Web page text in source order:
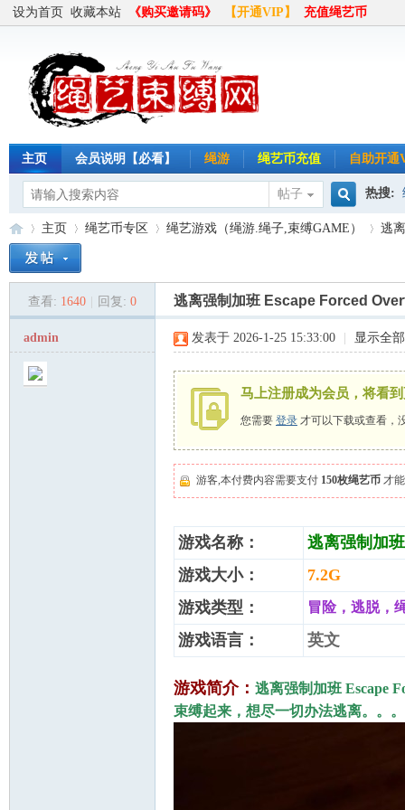
设为首页 收藏本站 《购买邀请码》 【开通VIP】 充值绳艺币
主页 会员说明【必看】 绳游 绳艺币充值 自助开通
帖子
搜
索
热搜:
半岛
»
主页
›
绳艺币专区 绳艺游戏（绳游.绳子,束缚GAME）
›
逃
查看: 1640 回复: 0 逃离强制加班 Escape Forced
admin 发表于 2026-1-25 15:33:00 显示全
马上注册成为会员，将看
您需要 登录 才可以下载或查看，
游客,本付费内容需要支付 150枚绳艺币 才
游戏名称：
逃离强制加
游戏大小：
7.2G
游戏类型：
冒险，逃脱，
游戏语言： 英文
游戏简介： 逃离强制加班 Escape
束缚起来，想尽一切办法逃离。。